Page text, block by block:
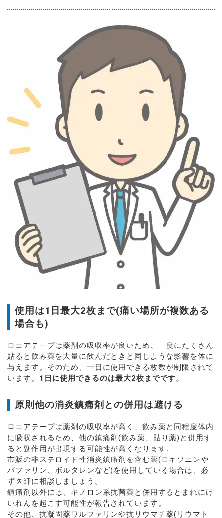
使用は1日最大2枚まで(痛い場所が複数ある
場合も)
ロコアテープは薬剤の吸収率が良いため、一度にたくさん
貼ると飲み薬を大量に飲んだときと同じような影響を体に
与えます。そのため、一日に使用できる枚数が制限されて
います。 1日に使用できるのは最大2枚までです。
原則他の消炎鎮痛剤との併用は避ける
ロコアテープは薬剤の吸収率が高く、飲み薬と同程度体内
に吸収されるため、他の鎮痛剤(飲み薬、貼り薬)と併用す
ると副作用が出現する可能性が高くなります。
市販の非ステロイド性消炎鎮痛剤を含む薬(ロキソニンや
バファリン、ボルタレンなど)を使用している場合は、必
ず医師に相談しましょう。
鎮痛剤以外には、キノロン系抗菌薬と併用するとまれにけ
いれんを起こす可能性が報告されています。
その他、抗凝固薬ワルファリンや抗リウマチ薬(リウマト